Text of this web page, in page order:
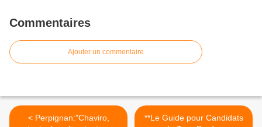
Commentaires
Ajouter un commentaire
< Perpignan:"Chaviro,
**Le Guide pour Candidats